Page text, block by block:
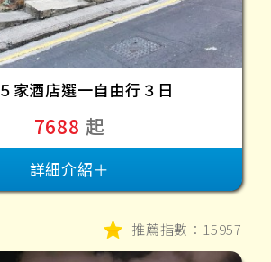
家酒店選一自由行３日
7688 起
詳細介紹＋
推薦指數：15957